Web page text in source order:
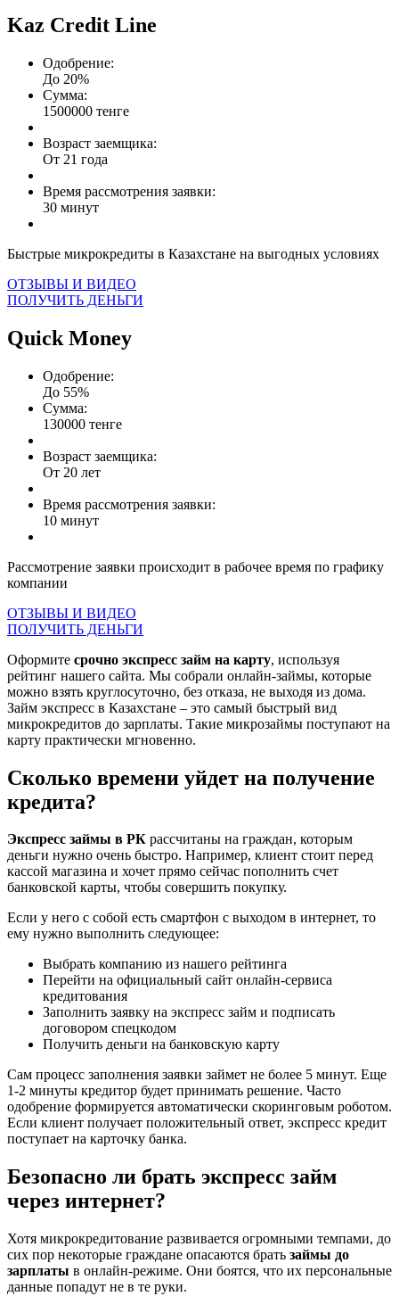
Kaz Credit Line
Одобрение:
До 20%
Сумма:
1500000 тенге
Возраст заемщика:
От 21 года
Время рассмотрения заявки:
30 минут
Быстрые микрокредиты в Казахстане на выгодных условиях
ОТЗЫВЫ И ВИДЕО
ПОЛУЧИТЬ ДЕНЬГИ
Quick Money
Одобрение:
До 55%
Сумма:
130000 тенге
Возраст заемщика:
От 20 лет
Время рассмотрения заявки:
10 минут
Рассмотрение заявки происходит в рабочее время по графику
компании
ОТЗЫВЫ И ВИДЕО
ПОЛУЧИТЬ ДЕНЬГИ
Оформите срочно экспресс займ на карту, используя
рейтинг нашего сайта. Мы собрали онлайн-займы, которые
можно взять круглосуточно, без отказа, не выходя из дома.
Займ экспресс в Казахстане – это самый быстрый вид
микрокредитов до зарплаты. Такие микрозаймы поступают на
карту практически мгновенно.
Сколько времени уйдет на получение
кредита?
Экспресс займы в РК рассчитаны на граждан, которым
деньги нужно очень быстро. Например, клиент стоит перед
кассой магазина и хочет прямо сейчас пополнить счет
банковской карты, чтобы совершить покупку.
Если у него с собой есть смартфон с выходом в интернет, то
ему нужно выполнить следующее:
Выбрать компанию из нашего рейтинга
Перейти на официальный сайт онлайн-сервиса
кредитования
Заполнить заявку на экспресс займ и подписать
договором спецкодом
Получить деньги на банковскую карту
Сам процесс заполнения заявки займет не более 5 минут. Еще
1-2 минуты кредитор будет принимать решение. Часто
одобрение формируется автоматически скоринговым роботом.
Если клиент получает положительный ответ, экспресс кредит
поступает на карточку банка.
Безопасно ли брать экспресс займ
через интернет?
Хотя микрокредитование развивается огромными темпами, до
сих пор некоторые граждане опасаются брать займы до
зарплаты в онлайн-режиме. Они боятся, что их персональные
данные попадут не в те руки.